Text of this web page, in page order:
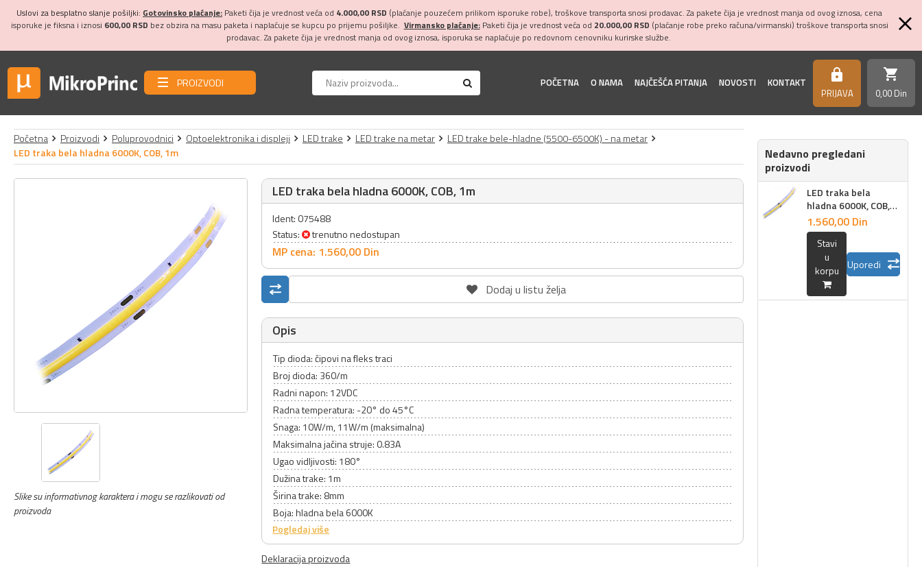
Uslovi za besplatno slanje pošiljki: Gotovinsko plaćanje: Paketi čija je vrednost veća od 4.000,00 RSD (plaćanje pouzećem prilikom isporuke robe), troškove transporta snosi prodavac. Za pakete čija je vrednost manja od ovog iznosa, cena
isporuke je fiksna i iznosi 600,00 RSD bez obzira na masu paketa i naplaćuje se kupcu po prijemu pošiljke. Virmansko plaćanje:Paketi čija je vrednost veća od 20.000,00 RSD (plaćanje robe preko računa/virmanski) troškove transporta snosi
prodavac. Za pakete čija je vrednost manja od ovog iznosa, isporuka se naplaćuje po redovnom cenovniku kurirske službe.
PROIZVODI POČETNA O NAMA NAJČEŠĆA PITANJA NOVOSTI KONTAKT https
PRIJAVA
shopping_cart
0,00 Din
Početna Proizvodi Poluprovodnici Optoelektronika i displeji LED trake LED trake na metar
LED trake bele-hladne (5500-6500K) - na metar
LED traka bela hladna 6000K, COB, 1m
Slike su informativnog karaktera i mogu se razlikovati od
proizvoda
LED traka bela hladna 6000K, COB, 1m
Ident: 075488
Status:
trenutno nedostupan
MP cena: 1.560,00 Din
Dodaj u listu želja
Opis
Tip dioda: čipovi na fleks traci
Broj dioda: 360/m
Radni napon: 12VDC
Radna temperatura: -20° do 45°C
Snaga: 10W/m, 11W/m (maksimalna)
Maksimalna jačina struje: 0.83A
Ugao vidljivosti: 180°
Dužina trake: 1m
Širina trake: 8mm
Boja: hladna bela 6000K
Pogledaj više
Deklaracija proizvoda
Nedavno pregledani
proizvodi
LED traka bela
hladna 6000K, COB,
1m
1.560,00 Din
Stavi
u
korpu
Uporedi